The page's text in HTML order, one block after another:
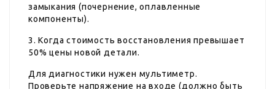
замыкания (почернение, оплавленные
компоненты).
3. Когда стоимость восстановления превышает
50% цены новой детали.
Для диагностики нужен мультиметр.
Проверьте напряжение на входе (должно быть